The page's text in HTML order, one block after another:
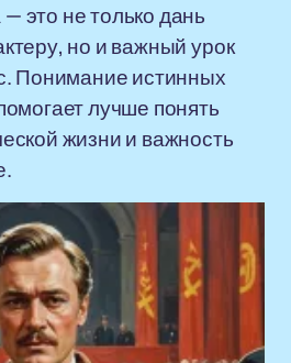
это не только дань
но и важный урок
Понимание истинных
лучше понять
жизни и важность